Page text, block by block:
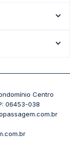
(Tergip)Centro
06453-038